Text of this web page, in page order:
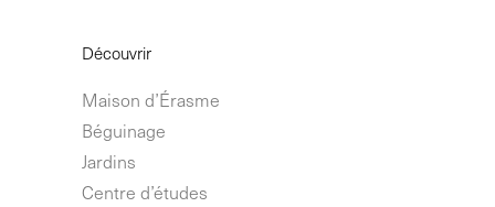
Découvrir
Maison d’Érasme
Béguinage
Jardins
Centre d’études